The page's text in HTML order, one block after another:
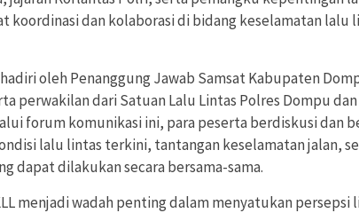
koordinasi dan kolaborasi di bidang keselamatan lalu
oleh Penanggung Jawab Samsat Kabupaten
perwakilan dari Satuan Lalu Lintas Polres Dompu
forum komunikasi ini, para peserta berdiskusi dan
lalu lintas terkini, tantangan keselamatan jalan,
dapat dilakukan secara bersama-sama.
menjadi wadah penting dalam menyatukan persepsi